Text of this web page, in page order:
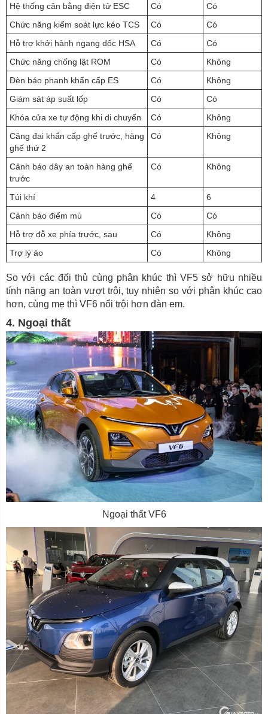
Hệ thống cân bằng điện tử ESC
Có
Có
Chức năng kiểm soát lực kéo TCS
Có
Có
Hỗ trợ khởi hành ngang dốc HSA
Có
Có
Chức năng chống lật ROM
Có
Không
Đèn báo phanh khẩn cấp ES
Có
Không
Giám sát áp suất lốp
Có
Có
Khóa cửa xe tự động khi di chuyển
Có
Không
Căng đai khẩn cấp ghế trước, hàng
ghế thứ 2
Có Không
Cảnh báo dây an toàn hàng ghế
trước
Có Không
Túi khí 4
6
Cảnh báo điểm mù
Có
Có
Hỗ trợ đỗ xe phía trước, sau
Có
Không
Trợ lý ảo
Có Không
So với các đối thủ cùng phân khúc thì VF5 sở hữu nhiều
tính năng an toàn vượt trội, tuy nhiên so với phân khúc cao
hơn, cùng mẹ thì VF6 nổi trội hơn đàn em.
4. Ngoại thất
Ngoại thất VF6